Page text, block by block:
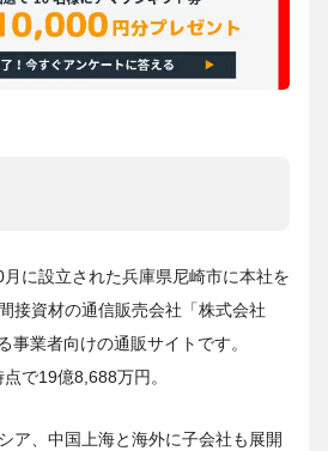
に設立された兵庫県尼崎市に本社を
接資材の通信販売会社「株式会社
事業者向けの通販サイトです。
で19億8,688万円。
ア、中国上海と海外に子会社も展開